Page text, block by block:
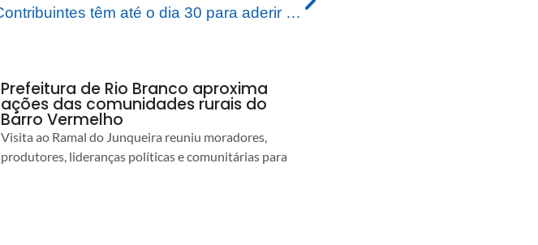
Contribuintes têm até o dia 30 para aderir ao REFIS 2025 em Rio Branco
Prefeitura de Rio Branco aproxima
ações das comunidades rurais do
Barro Vermelho
Visita ao Ramal do Junqueira reuniu moradores,
produtores, lideranças políticas e comunitárias para